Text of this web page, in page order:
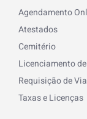
Agendamento
Atestados
Cemitério
Licenciamento
Requisição de
Taxas e Licenças